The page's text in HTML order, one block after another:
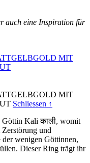
auch eine Inspiration für
MIT
MIT
Schliessen ↑
Göttin Kali काली, womit
und
der wenigen Göttinnen,
Dieser Ring trägt ihr